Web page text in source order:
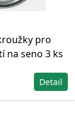
pro
na seno 3 ks
Detail